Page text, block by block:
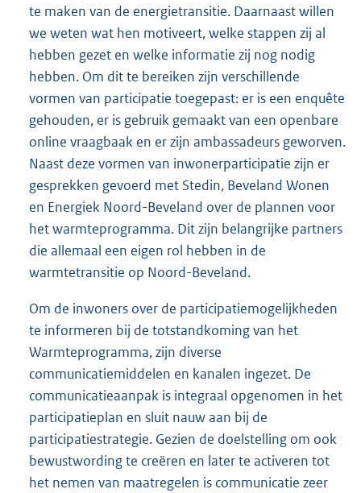
te maken van de energietransitie. Daarnaast willen
we weten wat hen motiveert, welke stappen zij al
hebben gezet en welke informatie zij nog nodig
hebben. Om dit te bereiken zijn verschillende
vormen van participatie toegepast: er is een enquête
gehouden, er is gebruik gemaakt van een openbare
online vraagbaak en er zijn ambassadeurs geworven.
Naast deze vormen van inwonerparticipatie zijn er
gesprekken gevoerd met Stedin, Beveland Wonen
en Energiek Noord-Beveland over de plannen voor
het warmteprogramma. Dit zijn belangrijke partners
die allemaal een eigen rol hebben in de
warmtetransitie op Noord-Beveland.
Om de inwoners over de participatiemogelijkheden
te informeren bij de totstandkoming van het
Warmteprogramma, zijn diverse
communicatiemiddelen en kanalen ingezet. De
communicatieaanpak is integraal opgenomen in het
participatieplan en sluit nauw aan bij de
participatiestrategie. Gezien de doelstelling om ook
bewustwording te creëren en later te activeren tot
het nemen van maatregelen is communicatie zeer